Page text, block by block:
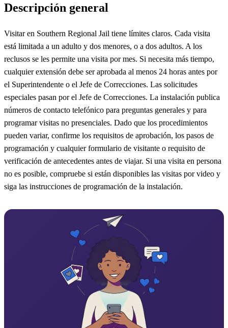
Descripción general
Visitar en Southern Regional Jail tiene límites claros. Cada visita
está limitada a un adulto y dos menores, o a dos adultos. A los
reclusos se les permite una visita por mes. Si necesita más tiempo,
cualquier extensión debe ser aprobada al menos 24 horas antes por
el Superintendente o el Jefe de Correcciones. Las solicitudes
especiales pasan por el Jefe de Correcciones. La instalación publica
números de contacto telefónico para preguntas generales y para
programar visitas no presenciales. Dado que los procedimientos
pueden variar, confirme los requisitos de aprobación, los pasos de
programación y cualquier formulario de visitante o requisito de
verificación de antecedentes antes de viajar. Si una visita en persona
no es posible, compruebe si están disponibles las visitas por video y
siga las instrucciones de programación de la instalación.